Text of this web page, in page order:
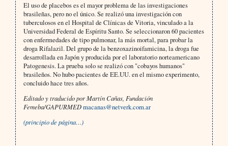
El uso de placebos es el mayor problema de las investigaciones
brasileñas, pero no el único. Se realizó una investigación con
tuberculosos en el Hospital de Clínicas de Vitoria, vinculado a la
Universidad Federal de Espíritu Santo. Se seleccionaron 60 pacientes
con enfermedades de tipo pulmonar, la más mortal, para probar la
droga Rifalazil. Del grupo de la benzoxazinoifamicina, la droga fue
desarrollada en Japón y producida por el laboratorio norteamericano
Patogenesis. La prueba solo se realizó con "cobayos humanos"
brasileños. No hubo pacientes de EE.UU. en el mismo experimento,
concluido hace tres años.
Editado y traducido por Martín Cañas, Fundación
Femeba/GAPURMEDmacanas@netverk.com.ar
(principio de página…)